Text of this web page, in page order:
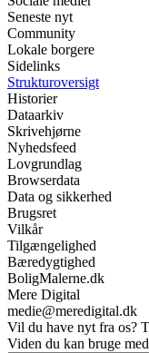
Seneste nyt
Community
Lokale borgere
Sidelinks
Strukturoversigt
Historier
Dataarkiv
Skrivehjørne
Nyhedsfeed
Lovgrundlag
Browserdata
Data og sikkerhed
Brugsret
Vilkår
Tilgængelighed
Bæredygtighed
BoligMalerne.dk
Mere Digital
medie@meredigital.dk
Vil du have nyt fra os?
Viden du kan bruge